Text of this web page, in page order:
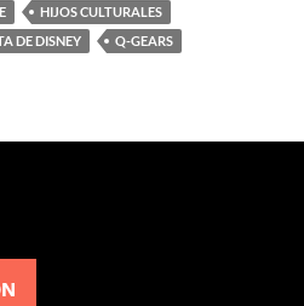
HIJOS CULTURALES
DE DISNEY
Q-GEARS